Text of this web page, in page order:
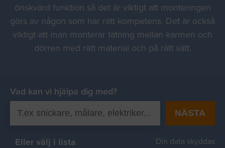
önskvärd funktion så det är viktigt att monteringen
görs av någon som har rätt kompetens. Det är också
viktigt att man monterar tätning mellan karmen och
dörren med rätt material och på rätt sätt.
Vad kan vi hjälpa dig med?
NÄSTA
Eller välj i lista Din data skyddas